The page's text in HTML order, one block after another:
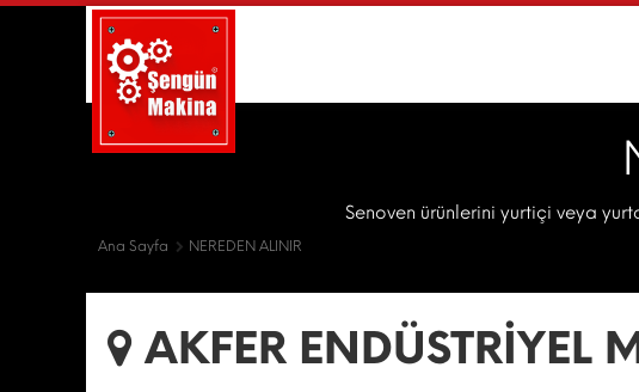
Senoven ürünlerini yurtiçi veya
Ana Sayfa NEREDEN ALINIR
AKFER ENDÜSTRİYEL